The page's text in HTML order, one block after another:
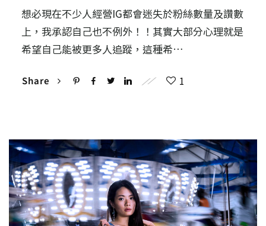
想必現在不少人經營IG都會迷失於粉絲數量及讚數
上，我承認自己也不例外！！其實大部分心理就是
希望自己能被更多人追蹤，這種希…
Share 1